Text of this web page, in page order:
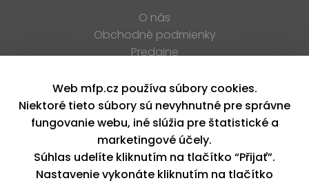
O nás
Obchodné podmienky
Predajne
K stiahnutiu
Blog
Kontakt
Kariéra
XML feed
Web mfp.cz používa súbory cookies.
Niektoré tieto súbory sú nevyhnutné pre správne
fungovanie webu, iné slúžia pre štatistické a
marketingové účely.
Súhlas udelíte kliknutím na tlačítko “Přijať”.
Nastavenie vykonáte kliknutím na tlačítko